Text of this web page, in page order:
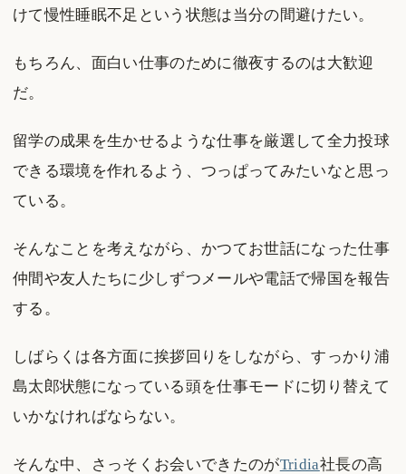
けて慢性睡眠不足という状態は当分の間避けたい。
もちろん、面白い仕事のために徹夜するのは大歓迎
だ。
留学の成果を生かせるような仕事を厳選して全力投球
できる環境を作れるよう、つっぱってみたいなと思っ
ている。
そんなことを考えながら、かつてお世話になった仕事
仲間や友人たちに少しずつメールや電話で帰国を報告
する。
しばらくは各方面に挨拶回りをしながら、すっかり浦
島太郎状態になっている頭を仕事モードに切り替えて
いかなければならない。
そんな中、さっそくお会いできたのがTridia社長の高